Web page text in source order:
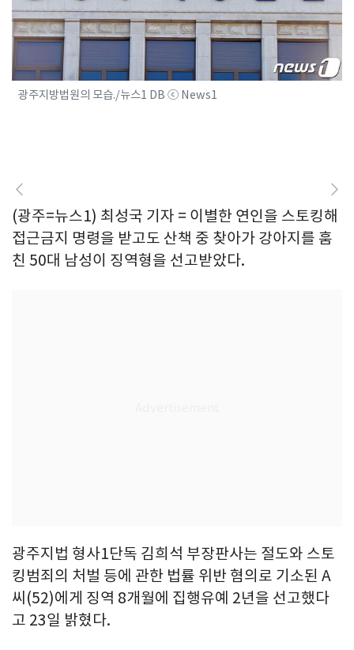
광주지방법원의 모습./뉴스1 DB ⓒ News1
(광주=뉴스1) 최성국 기자 = 이별한 연인을 스토킹해
접근금지 명령을 받고도 산책 중 찾아가 강아지를 훔
친 50대 남성이 징역형을 선고받았다.
광주지법 형사1단독 김희석 부장판사는 절도와 스토
킹범죄의 처벌 등에 관한 법률 위반 혐의로 기소된 A
씨(52)에게 징역 8개월에 집행유예 2년을 선고했다
고 23일 밝혔다.